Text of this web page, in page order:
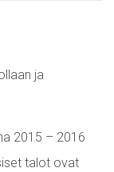
ja
2015 – 2016
talot ovat